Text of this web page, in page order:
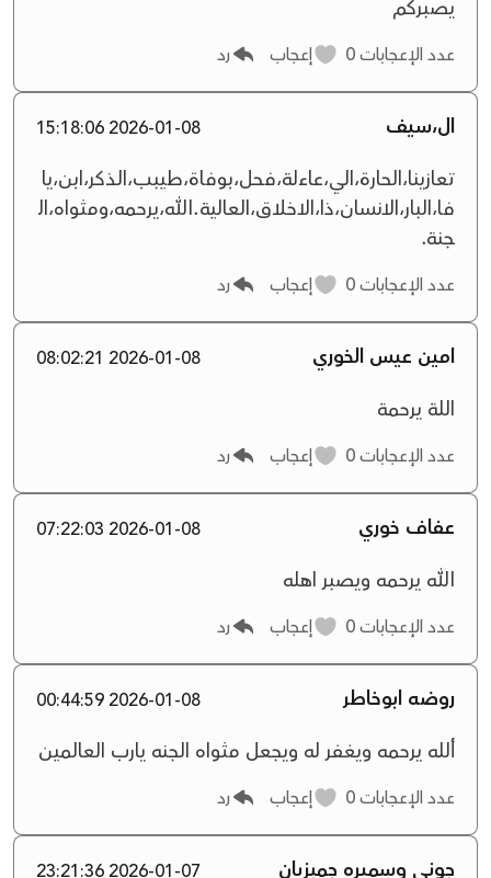
يصبركم
عدد الإعجابات إعجاب رد
ال،سيف 2026-01-08 15:18:06
تعازينا،الحارة،الي،عاءلة،فحل،بوفاة،طيبب،الذكر،ابن،يا
فا،البار،الانسان،ذا،الاخلاق،العالية.الله،يرحمه،ومثواه،ال
جنة.
عدد الإعجابات إعجاب رد
امين عيس الخوري 2026-01-08 08:02:21
اللة يرحمة
عدد الإعجابات إعجاب رد
عفاف خوري 2026-01-08 07:22:03
الله يرحمه ويصبر اهله
عدد الإعجابات إعجاب رد
روضه ابوخاطر 2026-01-08 00:44:59
ألله يرحمه ويغفر له ويجعل مثواه الجنه يارب العالمين
عدد الإعجابات إعجاب رد
جوني وسميره جمبزيان 2026-01-07 23:21:36